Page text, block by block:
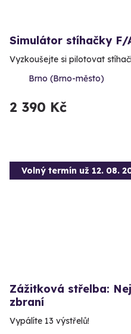
Simulátor stíhačky F/
Vyzkoušejte si pilotovat
Brno (Brno-město)
2 390 Kč
Volný termín už 12. 08.
Zážitková střelba:
zbraní
Vypálíte 13 výstřelů!